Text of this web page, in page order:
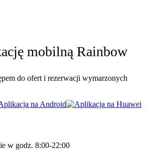
mobilną Rainbow
do ofert i rezerwacji wymarzonych
w godz. 8:00-22:00